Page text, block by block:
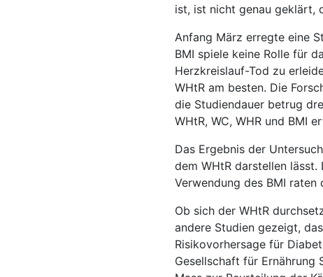
ist, ist nicht genau geklärt,
Anfang März erregte eine
BMI spiele keine Rolle für
Herzkreislauf-Tod zu
WHtR am besten. Die
die Studiendauer betrug
WHtR, WC, WHR und BMI
Das Ergebnis der
dem WHtR darstellen
Verwendung des BMI raten
Ob sich der WHtR
andere Studien gezeigt,
Risikovorhersage für
Gesellschaft für Ernährung